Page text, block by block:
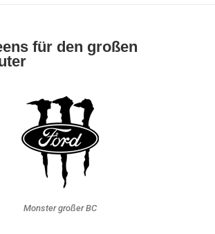
für den großen
Monster großer BC